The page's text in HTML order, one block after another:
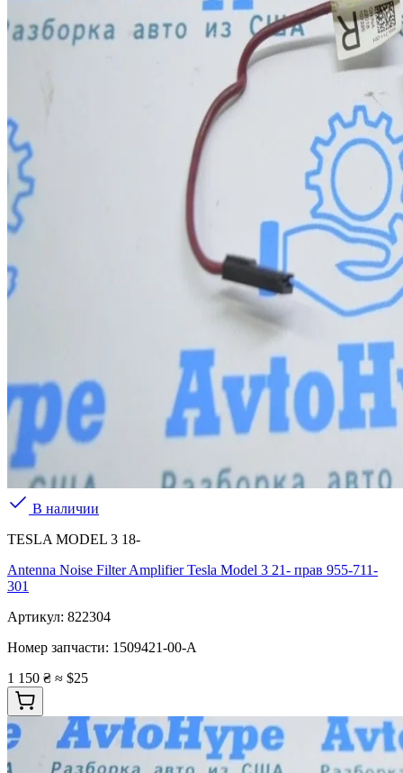
В наличии
TESLA MODEL 3 18-
Antenna Noise Filter Amplifier Tesla Model 3 21- прав 955-711-
301
Артикул: 822304
Номер запчасти: 1509421-00-A
1 150 ₴ ≈ $25